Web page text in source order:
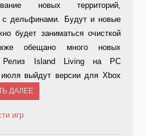
новых территорий,
с дельфинами. Будут и новые
будет заниматься очисткой
обещано много новых
Релиз Island Living на PC
выйдут версии для Xbox
ДАЛЕЕ
игр